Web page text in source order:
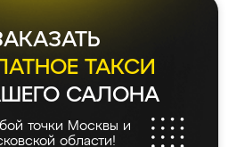
ТАКСИ
САЛОНА
точки Москвы и
области!